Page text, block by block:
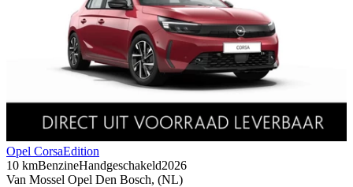
Opel CorsaEdition
10 kmBenzineHandgeschakeld2026
Van Mossel Opel Den Bosch, (NL)